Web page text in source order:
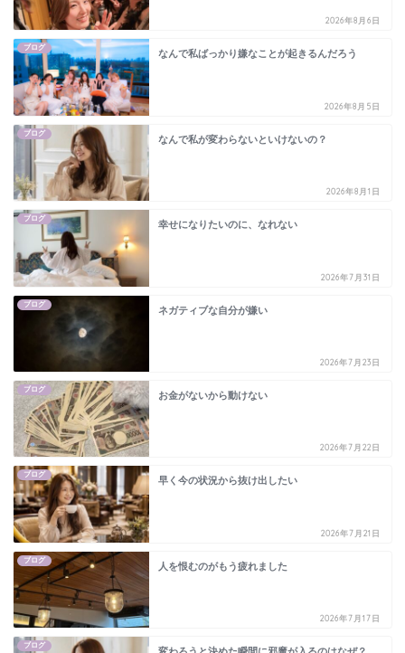
2026年8月6日
ブログ
なんで私ばっかり嫌なことが起きるんだろう
2026年8月5日
ブログ
なんで私が変わらないといけないの？
2026年8月1日
ブログ
幸せになりたいのに、なれない
2026年7月31日
ブログ
ネガティブな自分が嫌い
2026年7月23日
ブログ
お金がないから動けない
2026年7月22日
ブログ
早く今の状況から抜け出したい
2026年7月21日
ブログ
人を恨むのがもう疲れました
2026年7月17日
ブログ